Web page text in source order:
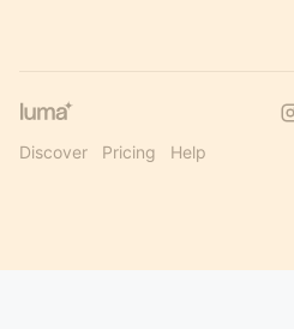
Discover Pricing Help